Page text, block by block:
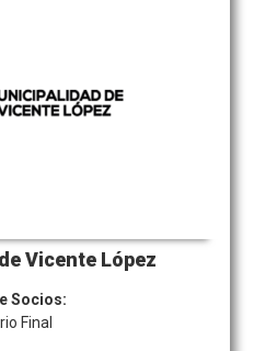
Vicente López
Socios:
Final